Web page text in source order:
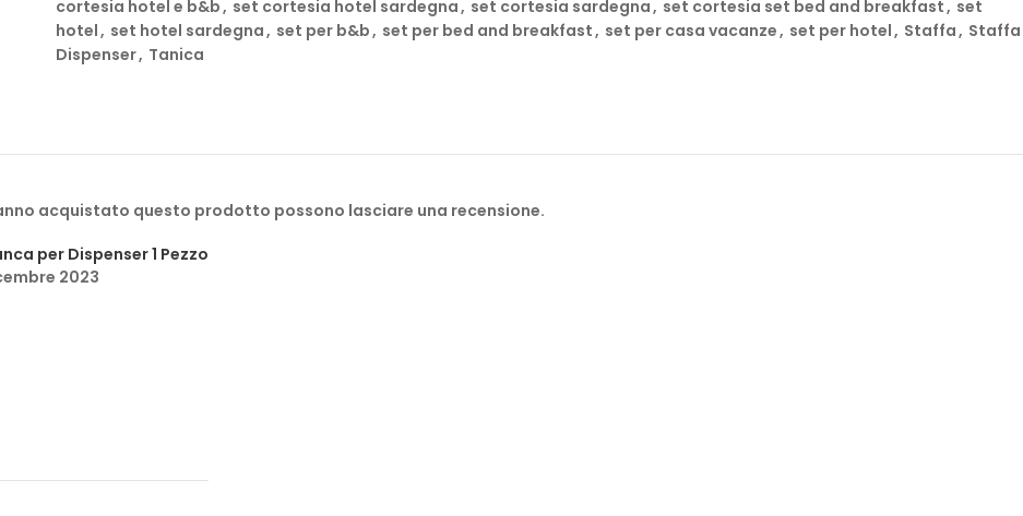
La linea cortesia Natural Sardinia è prodotta dalla Natural Sardinia Srl, azienda delGruppo Officina Profumiera Sarda.
con ingredienti naturali, ispirati alle ricchezze della terra sarda. Ogni prodotto è studiato per regalare momenti di puro
benessere, offrendo ai tuoi ospiti una sensazione di lusso e cura personalizzata.
Scegli la personalizzazione per distinguerti. Dai il benvenuto ai tuoi ospiti con set cortesia su misura, con il tuo logo o
sensoriale.
cortesia hotel e b&b, set cortesia hotel sardegna, set cortesia sardegna, set cortesia set bed and breakfast, set
hotel, set hotel sardegna, set per b&b, set per bed and breakfast, set per casa vacanze, set per hotel, Staffa, Staffa
Dispenser, Tanica
per Dispenser 1 Pezzo
2023
acquistato questo prodotto possono lasciare una recensione.